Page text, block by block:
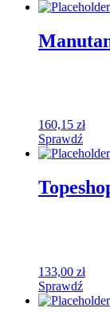
160,15 zł
Sprawdź
133,00 zł
Sprawdź